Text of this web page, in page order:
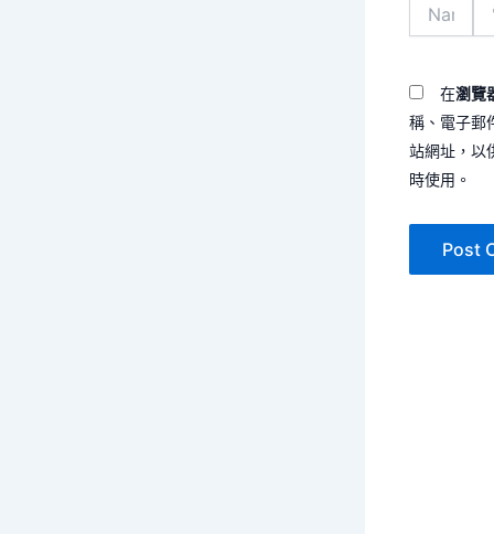
地
址
*
在瀏覽
稱、電子郵
站網址，以
時使用。